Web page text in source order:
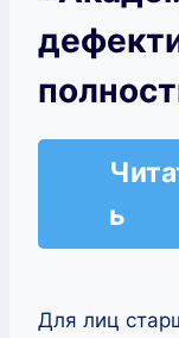
ь
Для лиц